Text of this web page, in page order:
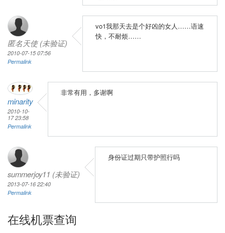
匿名天使 (未验证)
2010-07-15 07:56
Permalink
vo1我那天去是个好凶的女人……语速
快，不耐烦……
minarity
2010-10-
17 23:58
Permalink
非常有用，多谢啊
summerjoy11 (未验证)
2013-07-16 22:40
Permalink
身份证过期只带护照行吗
在线机票查询